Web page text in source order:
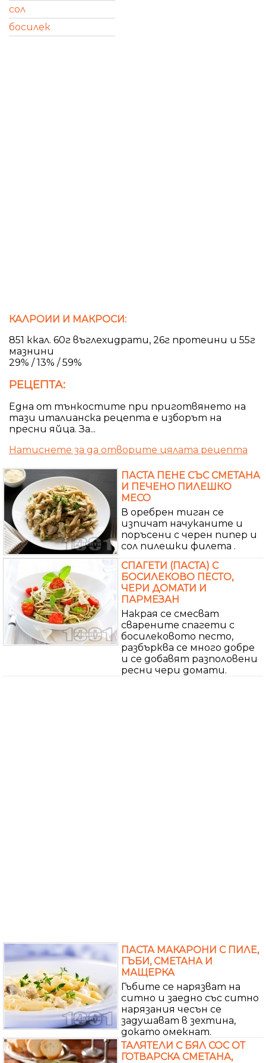
сол
босилек
КАЛРОИИ И МАКРОСИ:
851 ккал. 60г въглехидрати, 26г протеини и 55г
мазнини
29% / 13% / 59%
РЕЦЕПТА:
Една от тънкостите при приготвянето на
тази италианска рецепта е изборът на
пресни яйца. За...
Натиснете за да отворите цялата рецепта
ПАСТА ПЕНЕ СЪС СМЕТАНА
И ПЕЧЕНО ПИЛЕШКО
МЕСО
В оребрен тиган се
изпичат начуканите и
поръсени с черен пипер и
сол пилешки филета .
СПАГЕТИ (ПАСТА) С
БОСИЛЕКОВО ПЕСТО,
ЧЕРИ ДОМАТИ И
ПАРМЕЗАН
Накрая се смесват
сварените спагети с
босилековото песто,
разбърква се много добре
и се добавят разполовени
ресни чери домати.
ПАСТА МАКАРОНИ С ПИЛЕ,
ГЪБИ, СМЕТАНА И
МАЩЕРКА
Гъбите се нарязват на
ситно и заедно със ситно
нарязания чесън се
задушават в зехтина,
докато омекнат.
ТАЛЯТЕЛИ С БЯЛ СОС ОТ
ГОТВАРСКА СМЕТАНА,